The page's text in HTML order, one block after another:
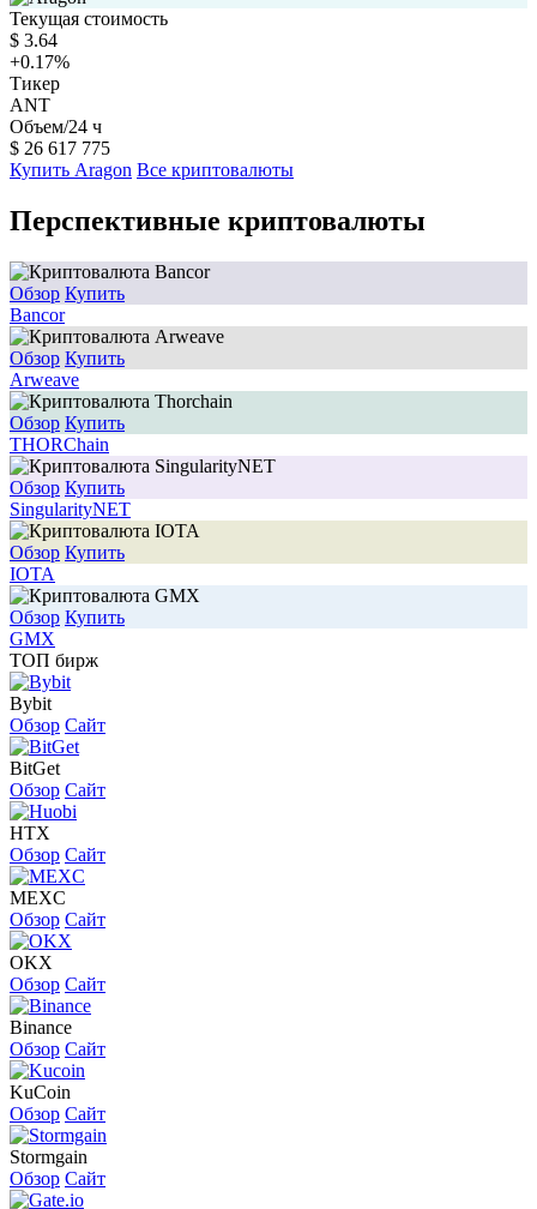
Текущая стоимость
$ 3.64
+0.17%
Тикер
ANT
Объем/24 ч
$ 26 617 775
Купить Aragon Все криптовалюты
Перспективные криптовалюты
Обзор Купить
Bancor
Обзор Купить
Arweave
Обзор Купить
THORChain
Обзор Купить
SingularityNET
Обзор Купить
IOTA
Обзор Купить
GMX
ТОП бирж
Bybit
Обзор Сайт
BitGet
Обзор Сайт
HTX
Обзор Сайт
MEXC
Обзор Сайт
OKX
Обзор Сайт
Binance
Обзор Сайт
KuCoin
Обзор Сайт
Stormgain
Обзор Сайт